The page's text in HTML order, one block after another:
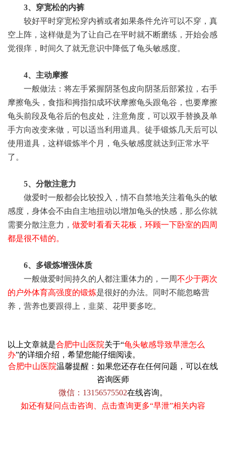
3、穿宽松的内裤
较好平时穿宽松穿内裤或者如果条件允许可以不穿，真
空上阵，这样做是为了让自己在平时就不断磨练，开始会感
觉很痒，时间久了就无意识中降低了龟头敏感度。
4、主动摩擦
一般做法：将左手紧握阴茎包皮向阴茎后部紧拉，右手
摩擦龟头，食指和拇指扣成环状摩擦龟头跟龟谷，也要摩擦
龟头前段及龟谷后的包皮处，注意角度，可以双手替换及单
手方向改变来做，可以适当利用道具。徒手锻炼几天后可以
使用道具，这样锻炼半个月，龟头敏感度就达到正常水平
了。
5、分散注意力
做爱时一般都会比较投入，情不自禁地关注着龟头的敏
感度，身体会不由自主地扭动以增加龟头的快感，那么你就
需要分散注意力， 做爱时看看天花板，环顾一下卧室的四周
都是很不错的。
6、多锻炼增强体质
一般做爱时间持久的人都注重体力的，一周不少于两次
的户外体育高强度的锻炼是很好的办法。同时不能忽略营
养，营养也要跟得上，韭菜、花甲要多吃。
以上文章就是合肥中山医院关于“龟头敏感导致早泄怎么
办”的详细介绍，希望您能仔细阅读。
合肥中山医院温馨提醒：如果您还存在任何问题，可以在线
咨询医师
微信：13156575502在线咨询。
如还有疑问点击咨询、点击查询更多“早泄”相关内容